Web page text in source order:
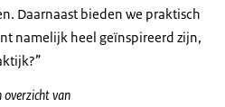
Daarnaast bieden we praktisch
namelijk heel geïnspireerd zijn,
overzicht van